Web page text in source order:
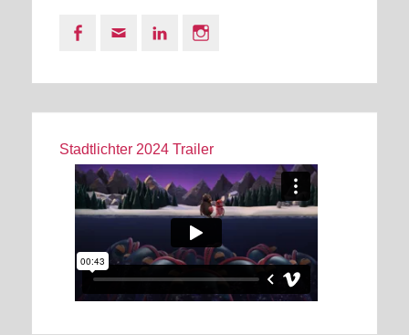
Facebook
Email LinkedIn
Stadtlichter 2024 Trailer